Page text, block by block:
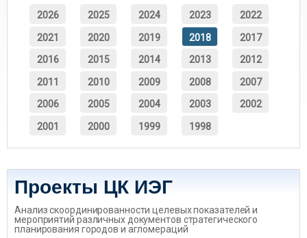
2026 2025 2024 2023 2022
2021 2020 2019 2018 2017
2016 2015 2014 2013 2012
2011 2010 2009 2008 2007
2006 2005 2004 2003 2002
2001 2000 1999 1998
Проекты ЦК ИЭГ
Анализ скоординированности целевых показателей и
мероприятий различных документов стратегического
планирования городов и агломераций